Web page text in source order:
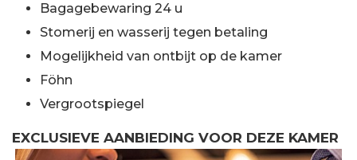
Bagagebewaring 24 u
Stomerij en wasserij tegen betaling
Mogelijkheid van ontbijt op de kamer
Föhn
Vergrootspiegel
EXCLUSIEVE AANBIEDING VOOR DEZE KAMER